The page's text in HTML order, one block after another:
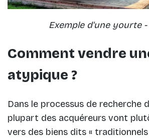
Exemple d'une yourte -
Comment vendre
atypique ?
Dans le processus de recherche
plupart des acquéreurs vont
vers des biens dits «